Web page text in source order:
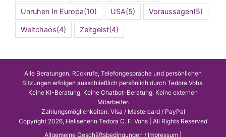
Unruhen In Europa(10) USA(5) Voraussagen(5)
Weltchaos(4) Zeitgeist(4)
Alle Beratungen, Rückrufe, Telefongespräche und persönlichen
Sitzungen erfolgen ausschließlich persönlich durch Tedora Vohs.
Keine KI-Beratung. Keine Chatbot-Beratung. Keine externen
Mitarbeiter.
Zahlungsmöglichkeiten: Visa / Mastercard / PayPal
Copyright 2026, Hellseherin Tedora C. F. Vohs | All Rights Reserved
Allgemeine Geschäftsbedingungen / Impressum